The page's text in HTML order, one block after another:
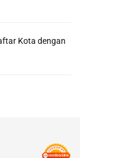
Kota dengan